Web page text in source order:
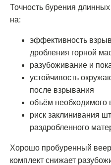
Точность бурения
на:
эффективность
дробления горной
разубоживание и
устойчивость
после взрывания
объём необходимого
риск заклинивания
раздробленного
Хорошо пробуренный
комплект снижает